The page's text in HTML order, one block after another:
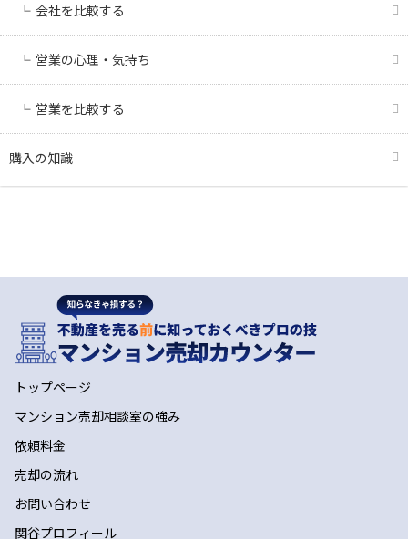
会社を比較する
営業の心理・気持ち
営業を比較する
購入の知識
トップページ
マンション売却相談室の強み
依頼料金
売却の流れ
お問い合わせ
関谷プロフィール